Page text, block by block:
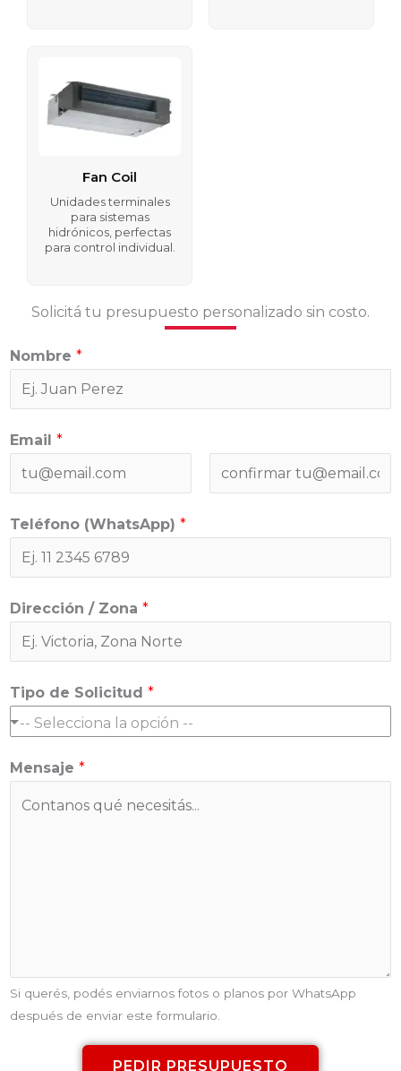
Fan Coil
Unidades terminales
para sistemas
hidrónicos, perfectas
para control individual.
Solicitá tu presupuesto personalizado sin costo.​
Nombre *
Email *
o
l
c
t
ó
a
e
ó
n
i
Teléfono (WhatsApp) *
Dirección / Zona *
Tipo de Solicitud *
Mensaje *
Si querés, podés enviarnos fotos o planos por WhatsApp
después de enviar este formulario.
PEDIR PRESUPUESTO